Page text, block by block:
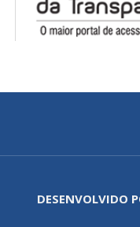
DESENVOLVIDO